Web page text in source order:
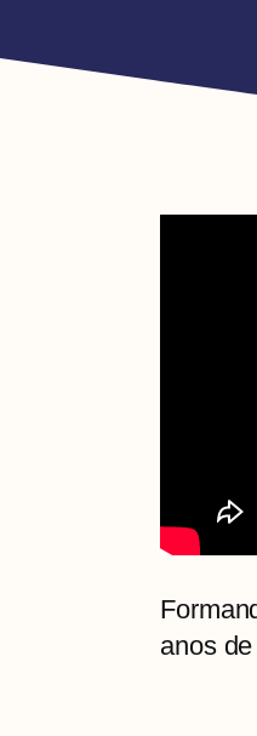
anos